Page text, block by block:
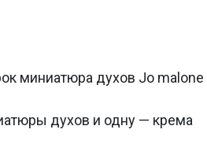
миниатюра духов Jo malone
духов и одну — крема